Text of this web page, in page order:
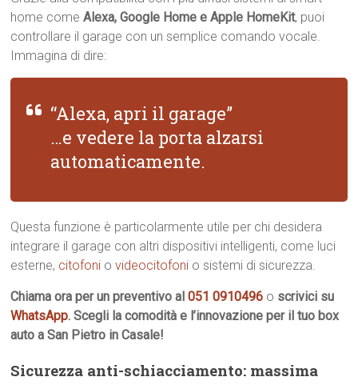
home comeAlexa, Google Home e Apple HomeKit, puoi
controllare il garage con un semplice comando vocale.
Immagina di dire:
“Alexa, apri il garage”
…e vedere la porta alzarsi
automaticamente.
Questa funzione è particolarmente utile per chi desidera
integrare il garage con altri dispositivi intelligenti, come luci
esterne, citofoni ovideocitofoni o sistemi di sicurezza.
Chiama ora per un preventivo al051 0910496 o scrivici su
WhatsApp. Scegli la comodità e l’innovazione per il tuo box
auto a San Pietro in Casale!
Sicurezza anti-schiacciamento: massima